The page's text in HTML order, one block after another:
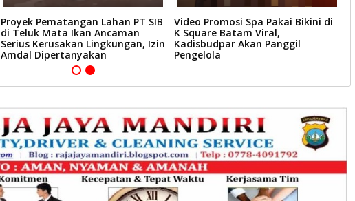
Proyek Pematangan Lahan PT SIB
di Teluk Mata Ikan Ancaman
Serius Kerusakan Lingkungan, Izin
Amdal Dipertanyakan
Video Promosi Spa Pakai Bikini di
K Square Batam Viral,
Kadisbudpar Akan Panggil
Pengelola